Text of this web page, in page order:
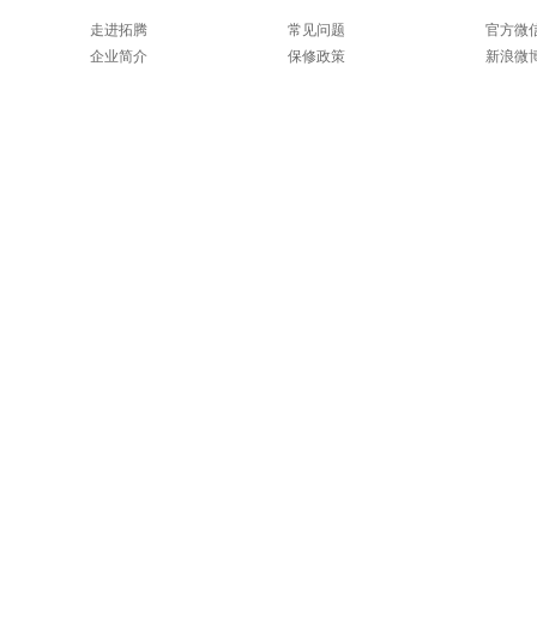
走进拓腾
企业简介
常见问题
保修政策
官方微
新浪微